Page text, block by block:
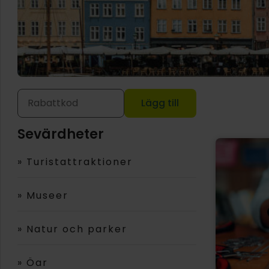
Lägg till
Sevärdheter
» Turistattraktioner
» Museer
» Natur och parker
» Öar